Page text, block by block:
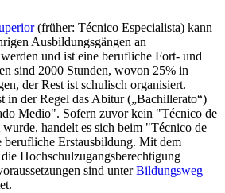
(früher: Técnico Especialista) kann
Ausbildungsgängen an
und ist eine berufliche Fort- und
sind 2000 Stunden, wovon 25% in
der Rest ist schulisch organisiert.
in der Regel das Abitur („Bachillerato“)
Medio". Sofern zuvor kein "Técnico de
handelt es sich beim "Técnico de
Erstausbildung. Mit dem
Hochschulzugangsberechtigung
sind unterBildungsweg